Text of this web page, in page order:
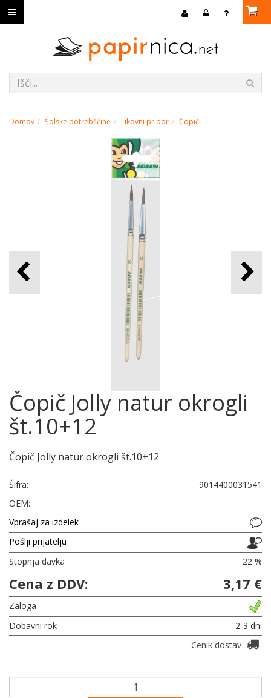
Domov Šolske potrebščine Likovni pribor Čopiči
Čopič Jolly natur okrogli
št.10+12
Čopič Jolly natur okrogli št.10+12
Šifra:
9014400031541
OEM:
Vprašaj za izdelek
Pošlji prijatelju
Stopnja davka
22 %
Cena z DDV: 3,17 €
Zaloga
Dobavni rok
2-3 dni
Cenik dostav